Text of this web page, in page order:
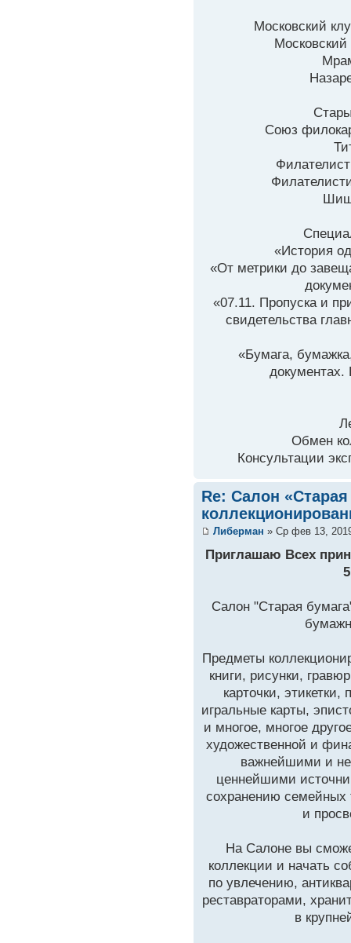
Московский
Союз
«История
«От метрики до
«07.11. Пропуска и
свидетельства
«Бумага,
документах.
Обмен
Консультации
Re: Салон
Либерман » Ср фев 13,
Приглашаю Всех
Салон "Старая
Предметы
книги, рисунки,
карточки,
игральные карты,
и многое, многое
художественной и
важнейшими и
ценнейшими
сохранению семейных
и
На Салоне вы
коллекции и начать
по увлечению,
реставраторами,
в